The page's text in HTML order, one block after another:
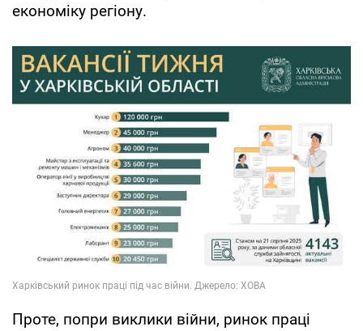
економіку регіону.
Проте, попри виклики війни, ринок праці